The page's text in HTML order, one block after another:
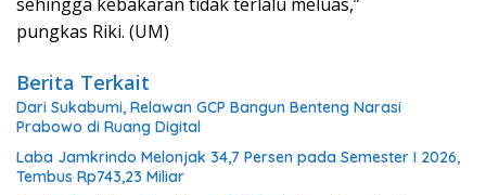
pungkas Riki. (UM)
Berita Terkait
Dari Sukabumi, Relawan GCP Bangun Benteng Narasi
Prabowo di Ruang Digital
Laba Jamkrindo Melonjak 34,7 Persen pada Semester I 2026,
Tembus Rp743,23 Miliar